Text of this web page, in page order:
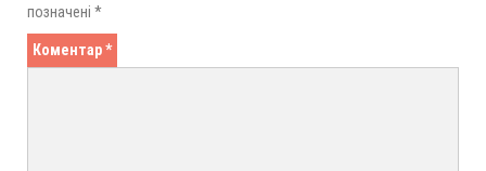
позначені *
Коментар*